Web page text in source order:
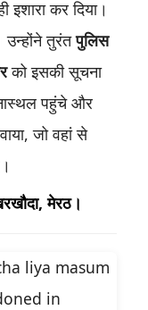
कर दिया।
उन्होंने तुरंतपुलिस
को इसकी सूचना
पहुंचे और
जो वहां से
मेरठ।